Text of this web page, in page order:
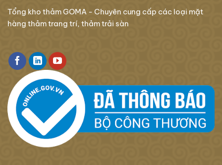
Tổng kho thảm GOMA - Chuyên cung cấp các loại mặt
hàng thảm trang trí, thảm trải sàn